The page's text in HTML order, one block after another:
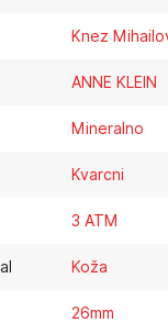
Knez
ANNE KLEIN
Mineralno
Kvarcni
3 ATM
Koža
26mm